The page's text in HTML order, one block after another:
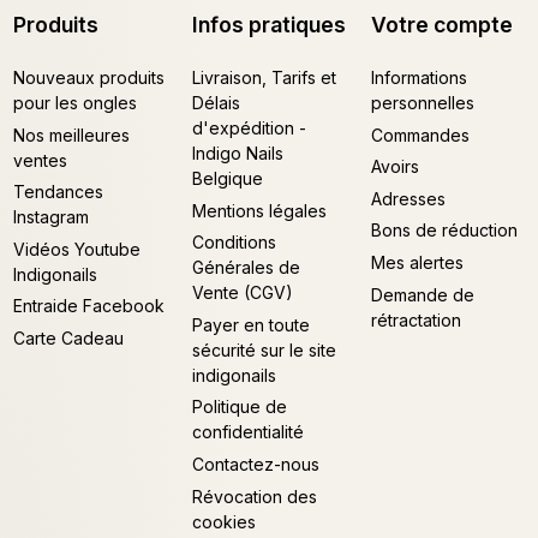
Produits
Nouveaux produits
pour les ongles
Nos meilleures
ventes
Tendances
Instagram
Vidéos Youtube
Indigonails
Entraide Facebook
Carte Cadeau
Infos pratiques
Livraison, Tarifs et
Délais
d'expédition -
Indigo Nails
Belgique
Mentions légales
Conditions
Générales de
Vente (CGV)
Payer en toute
sécurité sur le site
indigonails
Politique de
confidentialité
Contactez-nous
Révocation des
cookies
Votre compte
Informations
personnelles
Commandes
Avoirs
Adresses
Bons de réduction
Mes alertes
Demande de
rétractation